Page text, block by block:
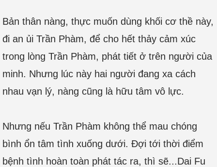
Bản thân nàng, thực muốn dùng khối cơ thề này,
đi an ủi Trần Phàm, để cho hết thảy cảm xúc
trong lòng Trần Phàm, phát tiết ở trên người của
minh. Nhưng lúc này hai người đang xa cách
nhau vạn lý, nàng cũng là hữu tâm vô lực.
Nhưng nếu Trần Phàm không thể mau chóng
bình ổn tâm tình xuống dưới. Đợi tới thời điểm
bệnh tình hoàn toàn phát tác ra, thì sẽ...Dai Fu